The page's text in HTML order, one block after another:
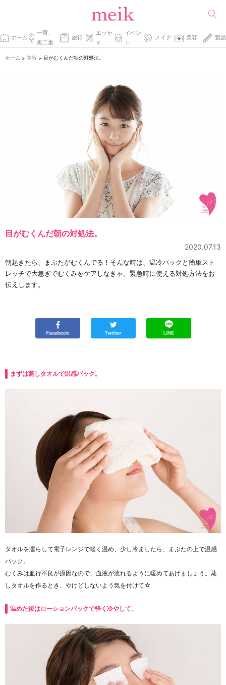
ホーム
一重、
奥二重
旅行
エッセ
イ
イベン
ト
メイク 美容 製品
ホーム > 美容 > 目がむくんだ朝の対処法。
目がむくんだ朝の対処法。
2020.07.13
朝起きたら、まぶたがむくんでる！そんな時は、温冷パックと簡単スト
レッチで大急ぎでむくみをケアしなきゃ。緊急時に使える対処方法をお
伝えします。
まずは蒸しタオルで温感パック。
タオルを濡らして電子レンジで軽く温め、少し冷ましたら、まぶたの上で温感
パック。
むくみは血行不良が原因なので、血液が流れるように暖めてあげましょう。蒸
しタオルを作るとき、やけどしないよう気を付けて☆
温めた後はローションパックで軽く冷やして。